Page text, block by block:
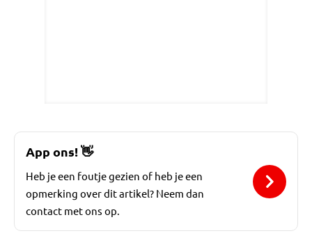
App ons!👋
Heb je een foutje gezien of heb je een
opmerking over dit artikel? Neem dan
contact met ons op.